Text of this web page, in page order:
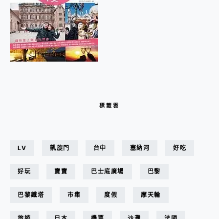
標籤雲
LV 凱旋門 台中 塞納河 好吃
好玩 寶寶 巴士底廣場 巴黎
巴黎鐵塔 市集 度假 摩天輪